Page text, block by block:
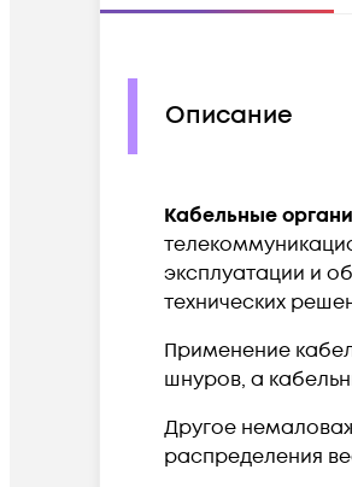
Описание
Кабельные
эксплуатации и
технических
Применение
шнуров, а
Другое
распределения